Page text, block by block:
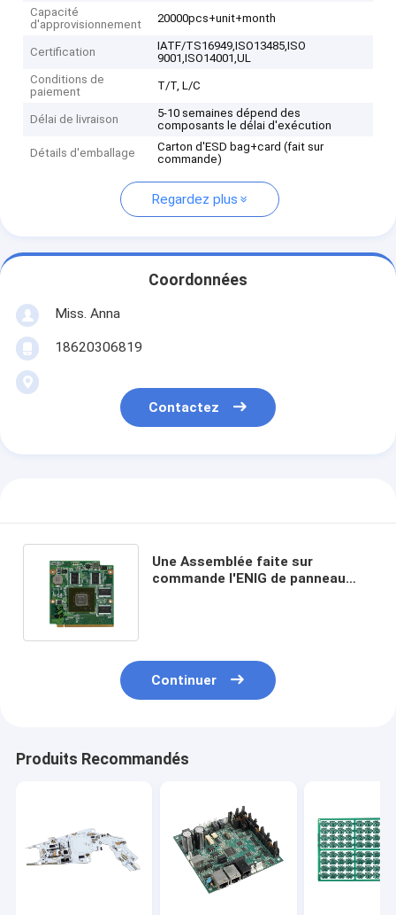
Capacité
d'approvisionnement
20000pcs+unit+month
Certification
IATF/TS16949,ISO13485,ISO
9001,ISO14001,UL
Conditions de
paiement
T/T, L/C
Délai de livraison
5-10 semaines dépend des
composants le délai d'exécution
Détails d'emballage
Carton d'ESD bag+card (fait sur
commande)
Regardez plus
Coordonnées
Miss. Anna
18620306819
Contactez
Une Assemblée faite sur
commande l'ENIG de panneau
Continuer
Produits Recommandés